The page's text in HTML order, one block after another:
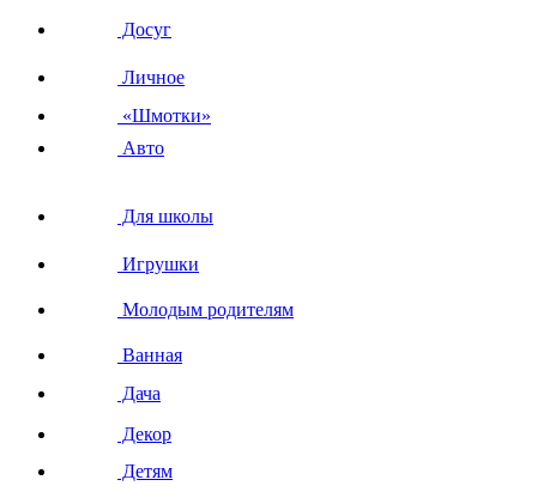
Досуг
Личное
«Шмотки»
Авто
Для школы
Игрушки
Молодым родителям
Ванная
Дача
Декор
Детям